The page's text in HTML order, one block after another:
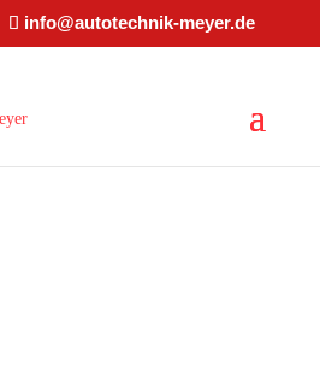
info@autotechnik-meyer.de